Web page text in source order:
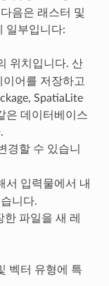
음은 래스터 및
일부입니다:
위치입니다. 산
어를 저장하고
SpatiaLite
은 데이터베이스
경할 수 있습니
서 입력물에서 내
니다.
파일을 새 레
벡터 유형에 특